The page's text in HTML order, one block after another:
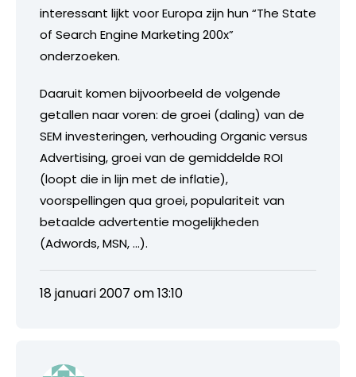
interessant lijkt voor Europa zijn hun “The State
of Search Engine Marketing 200x”
onderzoeken.
Daaruit komen bijvoorbeeld de volgende
getallen naar voren: de groei (daling) van de
SEM investeringen, verhouding Organic versus
Advertising, groei van de gemiddelde ROI
(loopt die in lijn met de inflatie),
voorspellingen qua groei, populariteit van
betaalde advertentie mogelijkheden
(Adwords, MSN, …).
18 januari 2007 om 13:10